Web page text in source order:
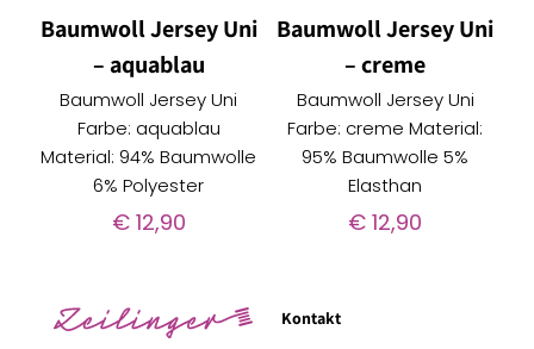
Baumwoll Jersey Uni
– aquablau
Baumwoll Jersey Uni
Farbe: aquablau
Material: 94% Baumwolle
6% Polyester
€12,90
Baumwoll Jersey Uni
– creme
Baumwoll Jersey Uni
Farbe: creme Material:
95% Baumwolle 5%
Elasthan
€ 12,90
Kontakt